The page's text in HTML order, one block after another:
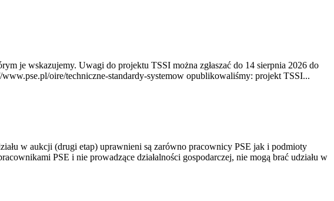
je wskazujemy. Uwagi do projektu TSSI można zgłaszać do 14 sierpnia 2026 do
oire/techniczne-standardy-systemow opublikowaliśmy: projekt TSSI...
w aukcji (drugi etap) uprawnieni są zarówno pracownicy PSE jak i podmioty
PSE i nie prowadzące działalności gospodarczej, nie mogą brać udziału w